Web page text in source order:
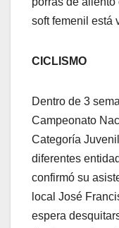
soft femenil está
CICLISMO
Dentro de 3
Campeonato
Categoría
diferentes
confirmó su
local José
espera